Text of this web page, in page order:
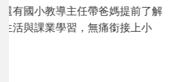
大。從給予安全感的肢體遊戲，
主、角色認同及解決問題的能力